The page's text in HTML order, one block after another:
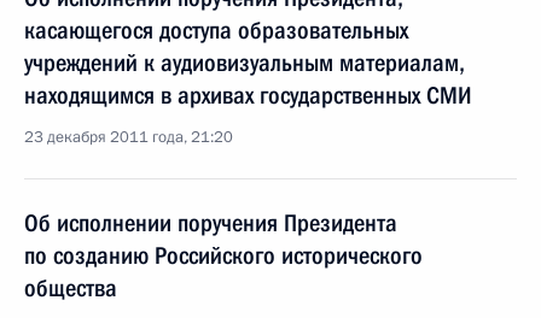
касающегося доступа образовательных
учреждений к аудиовизуальным материалам,
находящимся в архивах государственных СМИ
23 декабря 2011 года, 21:20
Об исполнении поручения Президента
по созданию Российского исторического
общества